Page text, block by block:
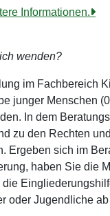
Informationen.
wenden?
im Fachbereich
junger Menschen
In dem
zu den Rechten
Ergeben sich im
haben Sie die
oder Jugendliche